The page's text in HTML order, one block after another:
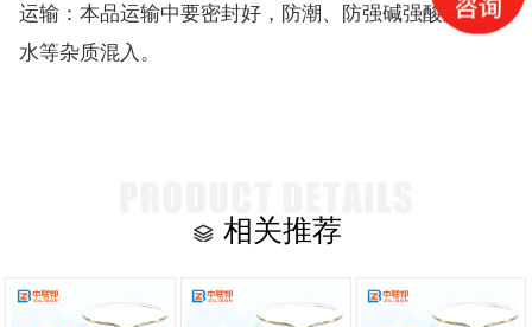
运输：本品运输中要密封好，防潮、防强碱强酸及防雨
水等杂质混入。
相关推荐